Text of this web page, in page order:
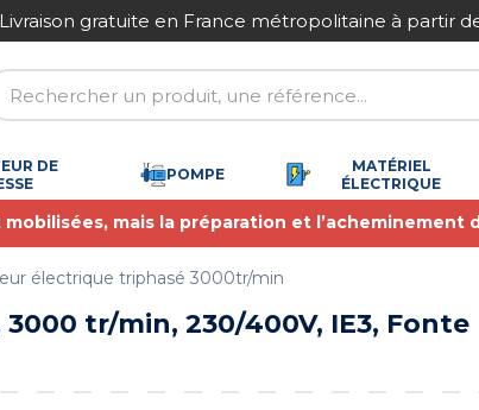
Livraison gratuite en France métropolitaine à partir
DE
POMPE
MATÉRIEL
ÉLECTRIQUE
mais la préparation et
électrique triphasé 3000tr/min
tr/min, 230/400V, IE3, Fonte